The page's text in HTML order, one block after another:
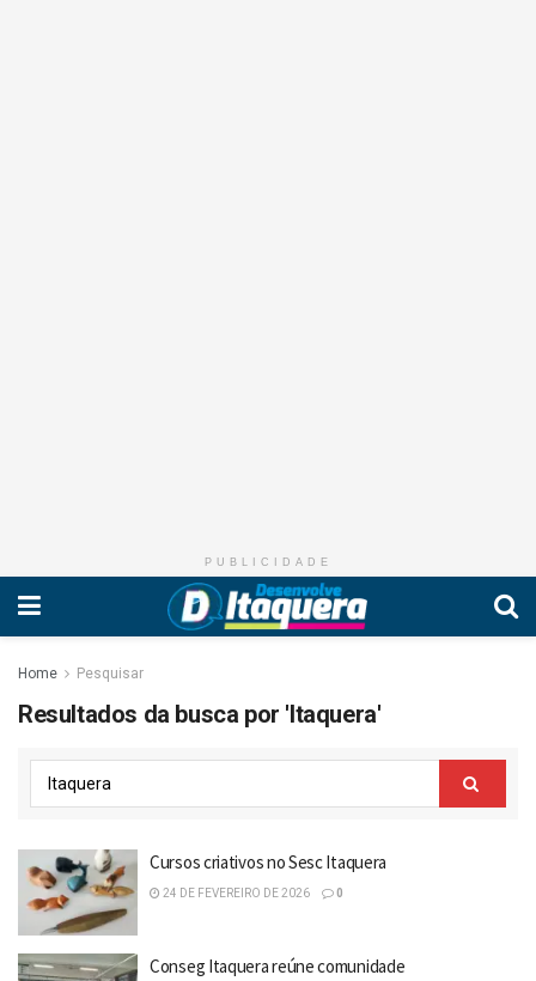
PUBLICIDADE
Home Pesquisar
Resultados da busca por 'Itaquera'
Cursos criativos no Sesc Itaquera
24 DE FEVEREIRO DE 2026 0
Conseg Itaquera reúne comunidade